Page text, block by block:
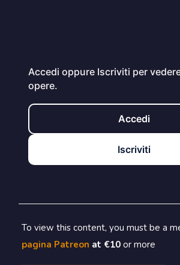
Accedi oppure Iscriviti per
opere.
Accedi
Iscriviti
To view this content, you must be a
pagina Patreon at €10 or more